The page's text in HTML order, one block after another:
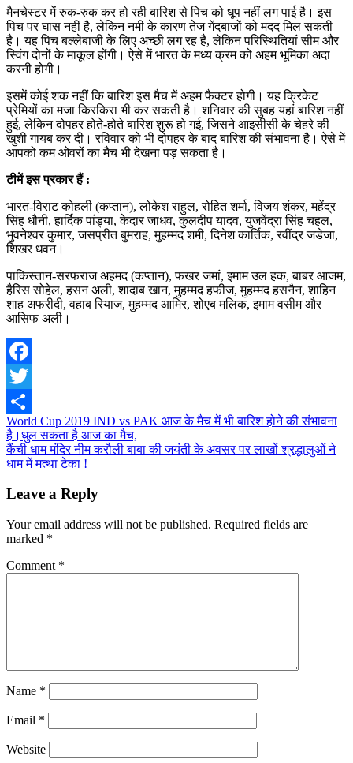
मैनचेस्टर में रुक-रुक कर हो रही बारिश से पिच को धूप नहीं लग पाई है। इस
पिच पर घास नहीं है, लेकिन नमी के कारण तेज गेंदबाजों को मदद मिल सकती
है। यह पिच बल्लेबाजी के लिए अच्छी लग रह है, लेकिन परिस्थितियां सीम और
स्विंग दोनों के माकूल होंगी। ऐसे में भारत के मध्य क्रम को अहम भूमिका अदा
करनी होगी।
इसमें कोई शक नहीं कि बारिश इस मैच में अहम फैक्टर होगी। यह क्रिकेट
प्रेमियों का मजा किरकिरा भी कर सकती है। शनिवार की सुबह यहां बारिश नहीं
हुई, लेकिन दोपहर होते-होते बारिश शुरू हो गई, जिसने आइसीसी के चेहरे की
खुशी गायब कर दी। रविवार को भी दोपहर के बाद बारिश की संभावना है। ऐसे में
आपको कम ओवरों का मैच भी देखना पड़ सकता है।
टीमें इस प्रकार हैं :
भारत-विराट कोहली (कप्तान), लोकेश राहुल, रोहित शर्मा, विजय शंकर, महेंद्र
सिंह धौनी, हार्दिक पांड्या, केदार जाधव, कुलदीप यादव, युजवेंद्रा सिंह चहल,
भुवनेश्वर कुमार, जसप्रीत बुमराह, मुहम्मद शमी, दिनेश कार्तिक, रवींद्र जडेजा,
शिखर धवन।
पाकिस्तान-सरफराज अहमद (कप्तान), फखर जमां, इमाम उल हक, बाबर आजम,
हैरिस सोहेल, हसन अली, शादाब खान, मुहम्मद हफीज, मुहम्मद हसनैन, शाहिन
शाह अफरीदी, वहाब रियाज, मुहम्मद आमिर, शोएब मलिक, इमाम वसीम और
आसिफ अली।
Facebook
Twitter
Share
Post
navigation
World Cup 2019 IND vs PAK आज के मैच में भी बारिश होने की संभावना
है।धुल सकता है आज का मैच,
कैंची धाम मंदिर नीम करौली बाबा की जयंती के अवसर पर लाखों श्रद्धालुओं ने
धाम में मत्था टेका !
Leave a Reply
Your email address will not be published. Required fields are
marked *
Comment *
Name *
Email *
Website